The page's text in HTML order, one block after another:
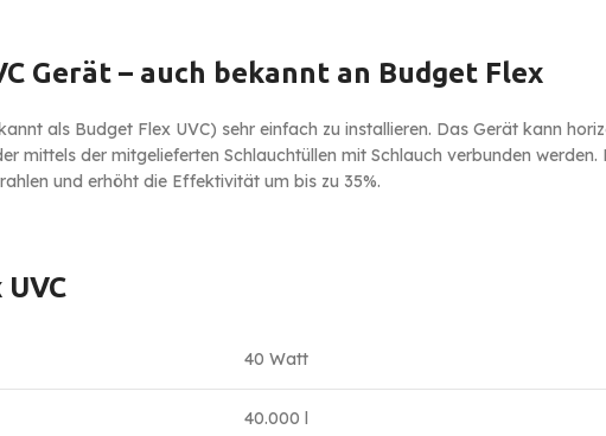
Gerät – auch bekannt an Budget Flex
als Budget Flex UVC) sehr einfach zu installieren. Das Gerät kann
mittels der mitgelieferten Schlauchtüllen mit Schlauch verbunden
und erhöht die Effektivität um bis zu 35%.
40 Watt
40.000 l